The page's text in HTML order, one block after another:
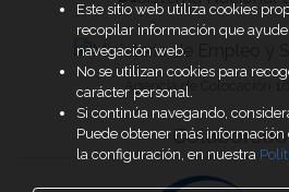
Agencia de Colocación
Este sitio web utiliza cookies
recopilar información que
navegación web.
No se utilizan cookies para
carácter personal.
Si continúa navegando,
Puede obtener más
la configuración, en nuestra